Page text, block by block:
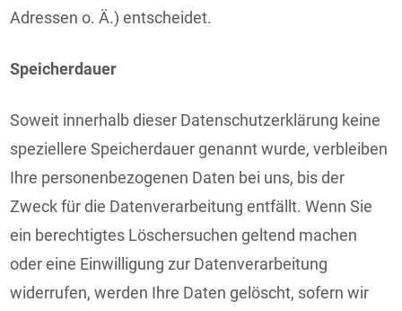
Adressen o. Ä.) entscheidet.
Speicherdauer
Soweit innerhalb dieser Datenschutzerklärung keine
speziellere Speicherdauer genannt wurde, verbleiben
Ihre personenbezogenen Daten bei uns, bis der
Zweck für die Datenverarbeitung entfällt. Wenn Sie
ein berechtigtes Löschersuchen geltend machen
oder eine Einwilligung zur Datenverarbeitung
widerrufen, werden Ihre Daten gelöscht, sofern wir